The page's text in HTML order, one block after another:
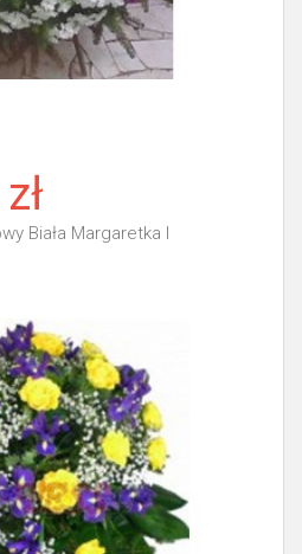
Biała Margaretka I